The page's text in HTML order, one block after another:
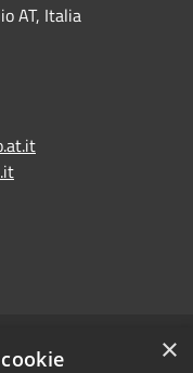
AT, Italia
convenzionato
×